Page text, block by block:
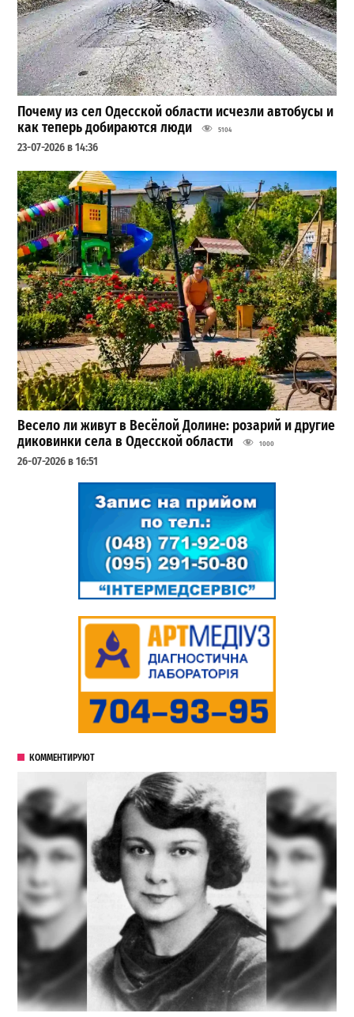
Почему из сел Одесской области исчезли автобусы и
как теперь добираются люди
5104
23-07-2026 в 14:36
Весело ли живут в Весёлой Долине: розарий и другие
диковинки села в Одесской области
1000
26-07-2026 в 16:51
КОММЕНТИРУЮТ